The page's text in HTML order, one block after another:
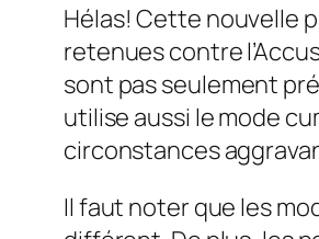
Hélas! Cette nouvelle
retenues contre
sont pas seulement
utilise aussi le mode
circonstances
Il faut noter que les